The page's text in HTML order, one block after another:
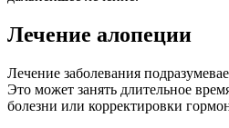
Лечение алопеции
Лечение заболевания
Это может занять длительное
болезни или корректировки